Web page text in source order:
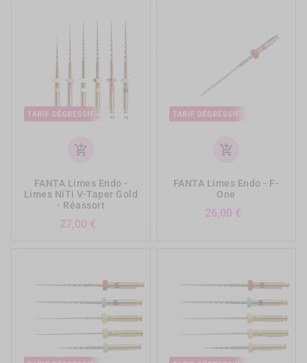
add_shopping_cart
FANTA Limes Endo -
Limes NiTi V-Taper Gold
- Réassort
27,00 €
add_shopping_cart
FANTA Limes Endo - F-
One
26,00 €